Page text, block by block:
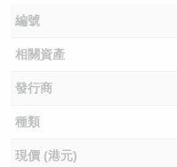
編號
相關資產
發行商
種類
現價 (港元)